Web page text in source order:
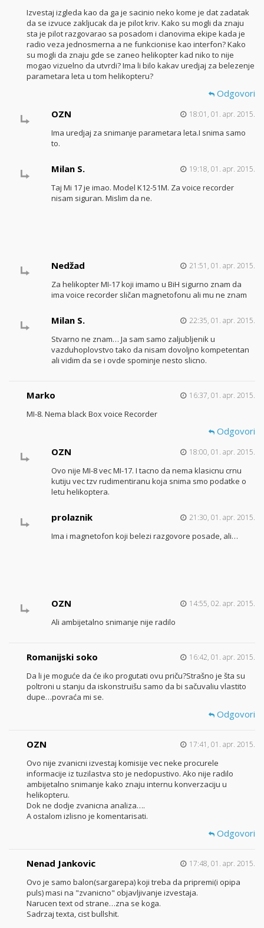
Izvestaj izgleda kao da ga je sacinio neko kome je dat zadatak
da se izvuce zakljucak da je pilot kriv. Kako su mogli da znaju
sta je pilot razgovarao sa posadom i clanovima ekipe kada je
radio veza jednosmerna a ne funkcionise kao interfon? Kako
su mogli da znaju gde se zaneo helikopter kad niko to nije
mogao vizuelno da utvrdi? Ima li bilo kakav uredjaj za belezenje
parametara leta u tom helikopteru?
Odgovori
OZN
18:01, 01. apr. 2015.
Ima uredjaj za snimanje parametara leta.I snima samo
to.
Milan S. 19:18, 01. apr. 2015.
Taj Mi 17 je imao. Model K12-51M. Za voice recorder
nisam siguran. Mislim da ne.
Nedžad 21:51, 01. apr. 2015.
Za helikopter MI-17 koji imamo u BiH sigurno znam da
ima voice recorder sličan magnetofonu ali mu ne znam
Milan S. 22:35, 01. apr. 2015.
Stvarno ne znam… Ja sam samo zaljubljenik u
vazduhoplovstvo tako da nisam dovoljno kompetentan
ali vidim da se i ovde spominje nesto slicno.
Marko 16:37, 01. apr. 2015.
MI-8. Nema black Box voice Recorder
Odgovori
OZN
18:00, 01. apr. 2015.
Ovo nije MI-8 vec MI-17. I tacno da nema klasicnu crnu
kutiju vec tzv rudimentiranu koja snima smo podatke o
letu helikoptera.
prolaznik 21:30, 01. apr. 2015.
Ima i magnetofon koji belezi razgovore posade, ali…
OZN 14:55, 02. apr. 2015.
Ali ambijetalno snimanje nije radilo
Romanijski soko 16:42, 01. apr. 2015.
Da li je moguće da će iko progutati ovu priču?Strašno je šta su
poltroni u stanju da iskonstruišu samo da bi sačuvaliu vlastito
dupe…povraća mi se.
Odgovori
OZN 17:41, 01. apr. 2015.
Ovo nije zvanicni izvestaj komisije vec neke procurele
informacije iz tuzilastva sto je nedopustivo. Ako nije radilo
ambijetalno snimanje kako znaju internu konverzaciju u
helikopteru.
Dok ne dodje zvanicna analiza….
A ostalom izlisno je komentarisati.
Odgovori
Nenad Jankovic 17:48, 01. apr. 2015.
Ovo je samo balon(sargarepa) koji treba da pripremi(i opipa
puls) masi na "zvanicno" objavljivanje izvestaja.
Narucen text od strane…zna se koga.
Sadrzaj texta, cist bullshit.